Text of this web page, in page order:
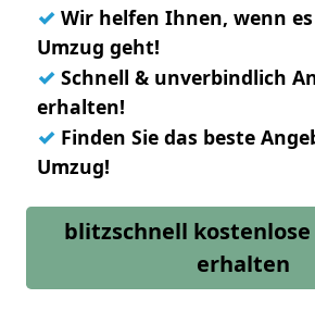
✓ Wir helfen Ihnen, wenn
Umzug geht!
✓ Schnell & unverbindlich
erhalten!
✓ Finden Sie das beste
Umzug!
blitzschnell
erhalten